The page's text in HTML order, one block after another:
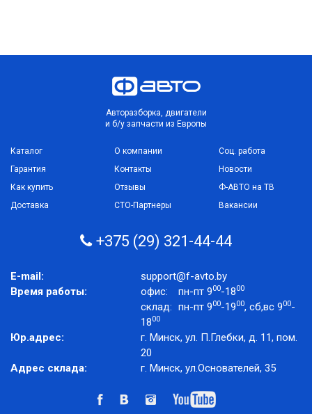
Авторазборка, двигатели
и б/у запчасти из Европы
Каталог
Гарантия
Как купить
Доставка
О компании
Контакты
Отзывы
СТО-Партнеры
Соц. работа
Новости
Ф-АВТО на ТВ
Вакансии
+375 (29) 321-44-44
E-mail:
support@f-avto.by
Время работы:
офис: пн-пт 900-1800
склад: пн-пт 900-1900, сб,вс 900-
1800
Юр.адрес:
г. Минск, ул. П.Глебки, д. 11, пом.
20
Адрес склада:
г. Минск, ул.Основателей, 35